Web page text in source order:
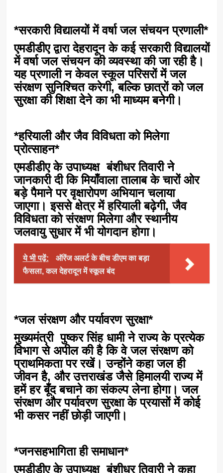
*सरकारी विद्यालयों में वर्षा जल संचयन प्रणाली*
एमडीडीए द्वारा देहरादून के कई सरकारी विद्यालयों
में वर्षा जल संचयन की व्यवस्था की जा रही है।
यह प्रणाली न केवल स्कूल परिसरों में जल
संरक्षण सुनिश्चित करेगी, बल्कि छात्रों को जल
सुरक्षा की शिक्षा देने का भी माध्यम बनेगी।
*हरियाली और जैव विविधता को मिलेगा
प्रोत्साहन*
एमडीडीए के उपाध्यक्ष बंशीधर तिवारी ने
जानकारी दी कि मियाँवाला तालाब के चारों ओर
बड़े पैमाने पर वृक्षारोपण अभियान चलाया
जाएगा। इससे क्षेत्र में हरियाली बढ़ेगी, जैव
विविधता को संरक्षण मिलेगा और स्थानीय
जलवायु सुधार में भी योगदान होगा।
ये भी पढ़ें:
ऑरेंज अलर्ट के बीच डीएम का बड़ा
फैसला, कल देहरादून में स्कूल बंद
*जल संरक्षण और पर्यावरण सुरक्षा*
मुख्यमंत्री पुष्कर सिंह धामी ने राज्य के प्रत्येक
विभाग से अपील की है कि वे जल संरक्षण को
प्राथमिकता पर रखें। उन्होंने कहा जल ही
जीवन है, और उत्तराखंड जैसे हिमालयी राज्य में
हमें हर बूँद बचाने का संकल्प लेना होगा। जल
संरक्षण और पर्यावरण सुरक्षा के प्रयासों में कोई
भी कसर नहीं छोड़ी जाएगी।
*जनसहभागिता ही समाधान*
एमडीडीए के उपाध्यक्ष बंशीधर तिवारी ने कहा